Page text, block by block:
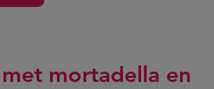
met mortadella en